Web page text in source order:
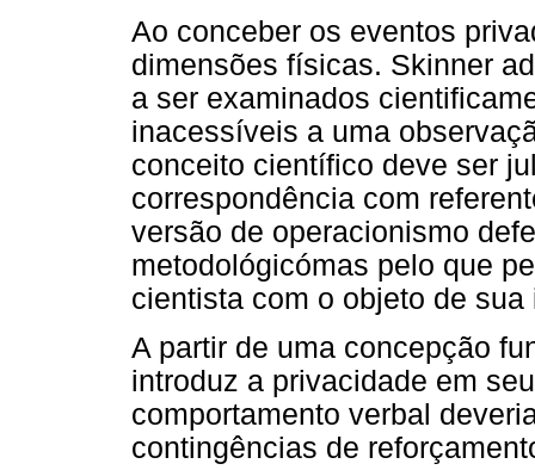
Ao conceber os eventos
dimensões físicas. Skinner
a ser examinados
inacessíveis a uma
conceito científico deve ser
correspondência com
versão de operacionismo
metodológicómas pelo que
cientista com o objeto de
A partir de uma concepção
introduz a privacidade em
comportamento verbal
contingências de